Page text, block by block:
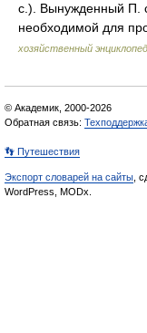
с.). Вынужденный П.
необходимой для
хозяйственный
© Академик, 2000-2026
Обратная связь:
👣 Путешествия
Экспорт словарей на сайты ,
WordPress, MODx.